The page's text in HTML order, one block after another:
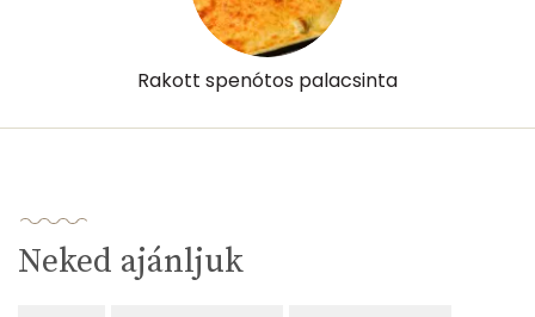
Rakott spenótos palacsinta
Neked ajánljuk